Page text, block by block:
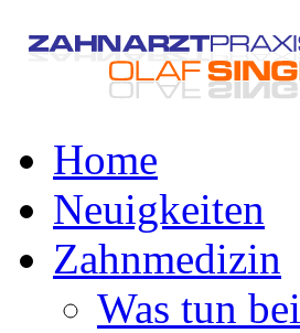
Home
Neuigkeiten
Zahnmedizin
Was tun